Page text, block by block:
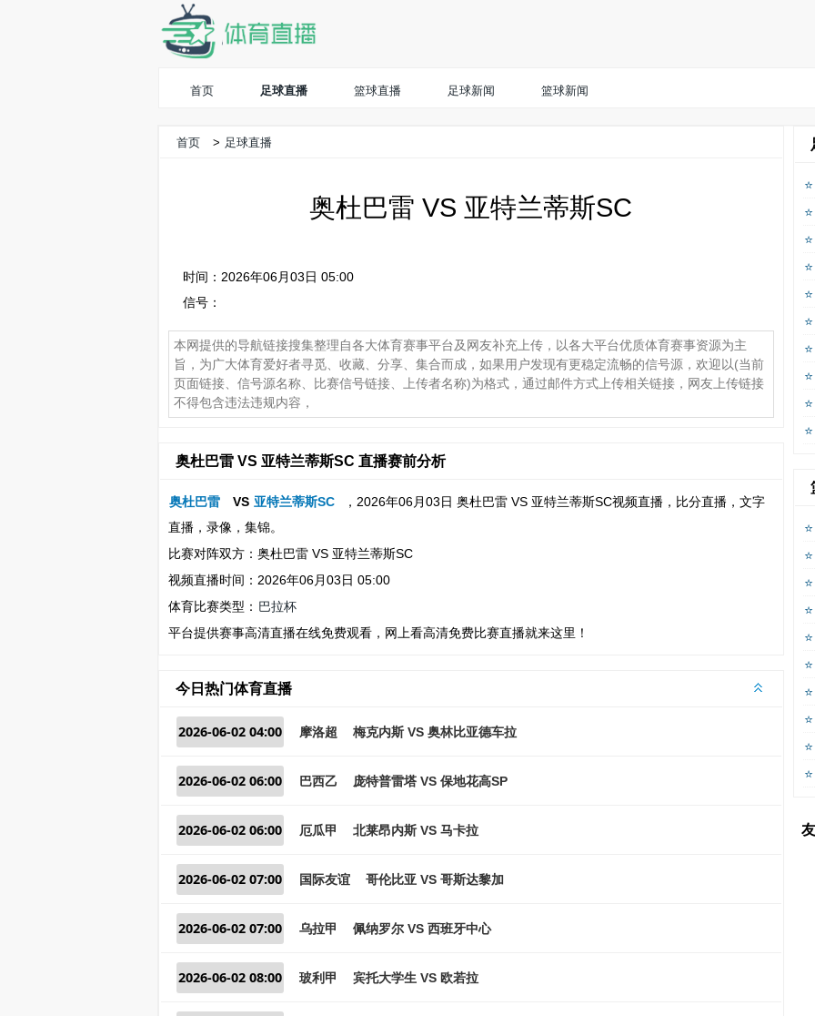
首页 足球直播 篮球直播 足球新闻 篮球新闻
首页 > 足球直播
奥杜巴雷 VS 亚特兰蒂斯SC
时间：2026年06月03日 05:00
信号：
本网提供的导航链接搜集整理自各大体育赛事平台及网友补充上传，以各大平台优质体育赛事资源为主
旨，为广大体育爱好者寻觅、收藏、分享、集合而成，如果用户发现有更稳定流畅的信号源，欢迎以(当前
页面链接、信号源名称、比赛信号链接、上传者名称)为格式，通过邮件方式上传相关链接，网友上传链接
不得包含违法违规内容，
奥杜巴雷 VS 亚特兰蒂斯SC 直播赛前分析
奥杜巴雷 VS 亚特兰蒂斯SC
，2026年06月03日 奥杜巴雷 VS 亚特兰蒂斯SC视频直播，比分直播，文字
直播，录像，集锦。
比赛对阵双方：奥杜巴雷 VS 亚特兰蒂斯SC
视频直播时间：2026年06月03日 05:00
体育比赛类型： 巴拉杯
平台提供赛事高清直播在线免费观看，网上看高清免费比赛直播就来这里！
今日热门体育直播
2026-06-02 04:00 摩洛超 梅克内斯 VS 奥林比亚德车拉
2026-06-02 06:00 巴西乙 庞特普雷塔 VS 保地花高SP
2026-06-02 06:00 厄瓜甲 北莱昂内斯 VS 马卡拉
2026-06-02 07:00 国际友谊 哥伦比亚 VS 哥斯达黎加
2026-06-02 07:00 乌拉甲 佩纳罗尔 VS 西班牙中心
2026-06-02 08:00 玻利甲 宾托大学生 VS 欧若拉